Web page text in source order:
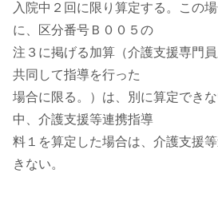
入院中２回に限り算定する。この
に、区分番号Ｂ００５の
注３に掲げる加算（介護支援専門
共同して指導を行った
場合に限る。）は、別に算定でき
中、介護支援等連携指導
料１を算定した場合は、介護支援
きない。